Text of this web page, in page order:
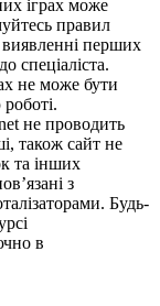
іграх може
правил
перших
спеціаліста.
не може бути
не проводить
також сайт не
та інших
з
Будь-
в